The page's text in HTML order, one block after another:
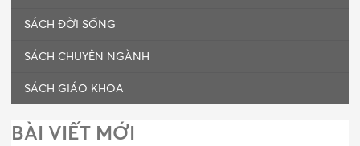
SÁCH ĐỜI SỐNG
SÁCH CHUYÊN NGÀNH
SÁCH GIÁO KHOA
BÀI VIẾT MỚI